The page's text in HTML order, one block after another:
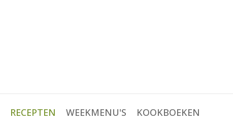
RECEPTEN WEEKMENU'S KOOKBOEKEN